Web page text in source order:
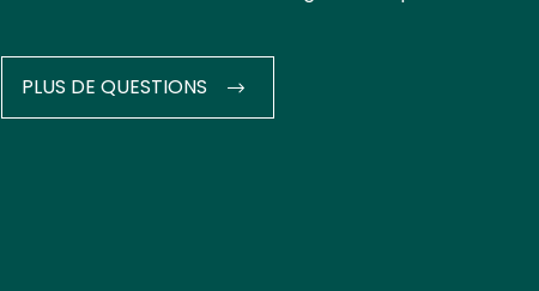
PLUS DE QUESTIONS